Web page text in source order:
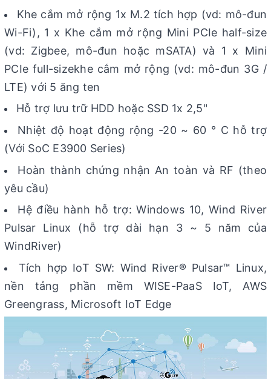
Khe cắm mở rộng 1x M.2 tích hợp (vd: mô-đun
Wi-Fi), 1 x Khe cắm mở rộng Mini PCIe half-size
(vd: Zigbee, mô-đun hoặc mSATA) và 1 x Mini
PCIe full-sizekhe cắm mở rộng (vd: mô-đun 3G /
LTE) với 5 ăng ten
Hỗ trợ lưu trữ HDD hoặc SSD 1x 2,5"
Nhiệt độ hoạt động rộng -20 ~ 60 ° C hỗ trợ
(Với SoC E3900 Series)
Hoàn thành chứng nhận An toàn và RF (theo
yêu cầu)
Hệ điều hành hỗ trợ: Windows 10, Wind River
Pulsar Linux (hỗ trợ dài hạn 3 ~ 5 năm của
WindRiver)
Tích hợp IoT SW: Wind River® Pulsar™ Linux,
nền tảng phần mềm WISE-PaaS IoT, AWS
Greengrass, Microsoft IoT Edge